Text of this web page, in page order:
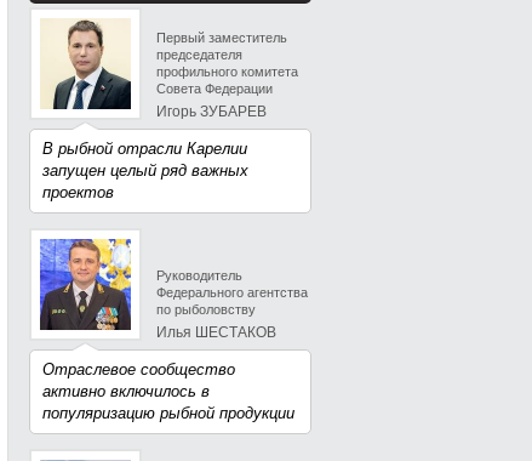
Первый заместитель
председателя
профильного комитета
Совета Федерации
Игорь ЗУБАРЕВ
В рыбной отрасли Карелии
запущен целый ряд важных
проектов
Руководитель
Федерального агентства
по рыболовству
Илья ШЕСТАКОВ
Отраслевое сообщество
активно включилось в
популяризацию рыбной продукции